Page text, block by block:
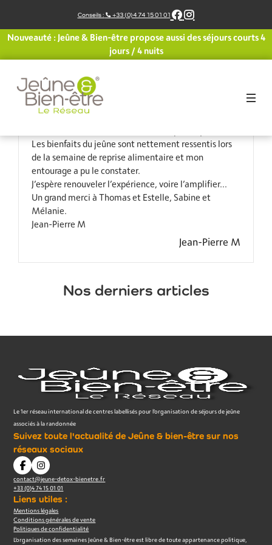
contenu
Conseils : +33 (0)4 74 15 01 01
Nouveauté : Jeûne & Bien-être propose aussi des séjours courts 4
jours / 4 nuits
Une semaine de jeûne à la maison d’hôtes de la
Petite Cour Verte est un vrai cadeau pour tous ceux
qui veulent s’alléger physiquement, moralement et
spirituellement. Toute l’équipe du centre se met en
quatre pour répondre à nos questions, nous faire
découvrir la nature splendide de la région et nous
Les bienfaits du jeûne sont nettement ressentis lors
de la semaine de reprise alimentaire et mon
entourage a pu le constater.
J’espère renouveler l’expérience, voire l’amplifier…
Un grand merci à Thomas et Estelle, Sabine et
Mélanie.
Jean-Pierre M
Jean-Pierre M
Nos derniers articles
Le 1er réseau international de centres labellisés pour l’organisation de séjours de jeûne
associés à la randonnée
Suivez toute l'actualité de Jeûne & bien-être sur nos
réseaux sociaux
contact@jeune-detox-bienetre.fr
+33 (0)4 74 15 01 01
Liens utiles :
Mentions légales
Conditions générales de vente
Politiques de confidentialité
L’organisation des semaines Jeûne & Bien-être est libre de toute appartenance politique,